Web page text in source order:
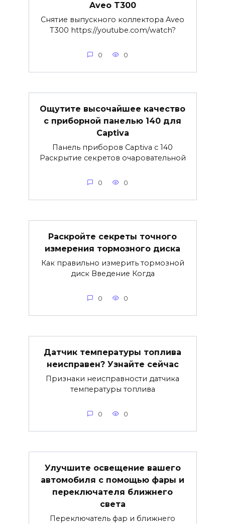
Aveo T300
Снятие выпускного коллектора Aveo
T300 https://youtube.com/watch?
0 0
Ощутите высочайшее качество
с приборной панелью 140 для
Captiva
Панель приборов Captiva с 140
Раскрытие секретов очаровательной
0 0
Раскройте секреты точного
измерения тормозного диска
Как правильно измерить тормозной
диск Введение Когда
0 0
Датчик температуры топлива
неисправен? Узнайте сейчас
Признаки неисправности датчика
температуры топлива
0 0
Улучшите освещение вашего
автомобиля с помощью фары и
переключателя ближнего
света
Переключатель фар и ближнего